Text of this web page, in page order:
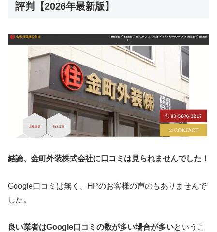
評判【2026年最新版】
結論、金町外装株式会社に口コミは見られませんでした！
Google口コミは無く、HPのお客様の声のもありませんで
した。
良い業者はGoogle口コミの数が多い場合が多いというこ